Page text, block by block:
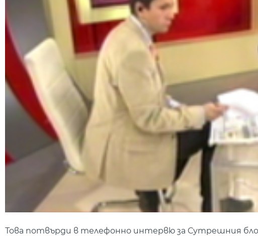
Това потвърди в телефонно интервю за Сутрешния